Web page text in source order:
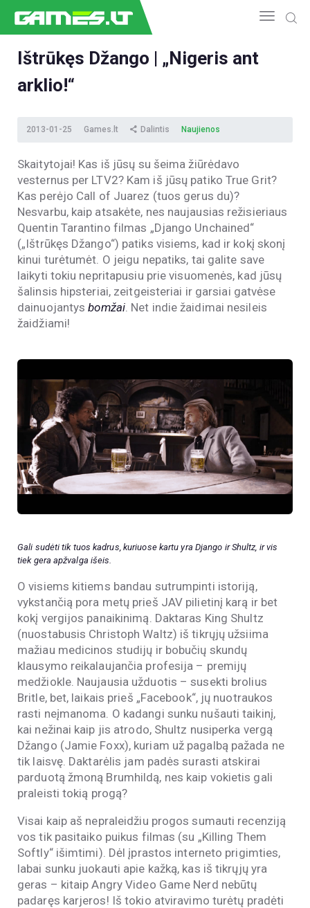
NAUJIENOS
ESPORTAS
VIDEO
APŽVALGOS
ŽAIDIMAI
Ištrūkęs Džango | „Nigeris ant
arklio!“
2013-01-25 Games.lt Dalintis Naujienos
Skaitytojai! Kas iš jūsų su šeima žiūrėdavo
vesternus per LTV2? Kam iš jūsų patiko True Grit?
Kas perėjo Call of Juarez (tuos gerus du)?
Nesvarbu, kaip atsakėte, nes naujausias režisieriaus
Quentin Tarantino filmas „Django Unchained“
(„Ištrūkęs Džango“) patiks visiems, kad ir kokį skonį
kinui turėtumėt. O jeigu nepatiks, tai galite save
laikyti tokiu nepritapusiu prie visuomenės, kad jūsų
šalinsis hipsteriai, zeitgeisteriai ir garsiai gatvėse
dainuojantysbomžai. Net indie žaidimai nesileis
žaidžiami!
Gali sudėti tik tuos kadrus, kuriuose kartu yra Django ir Shultz, ir vis
tiek gera apžvalga išeis.
O visiems kitiems bandau sutrumpinti istoriją,
vykstančią pora metų prieš JAV pilietinį karą ir bet
kokį vergijos panaikinimą. Daktaras King Shultz
(nuostabusis Christoph Waltz) iš tikrųjų užsiima
mažiau medicinos studijų ir bobučių skundų
klausymo reikalaujančia profesija – premijų
medžiokle. Naujausia užduotis – susekti brolius
Britle, bet, laikais prieš „Facebook“, jų nuotraukos
rasti neįmanoma. O kadangi sunku nušauti taikinį,
kai nežinai kaip jis atrodo, Shultz nusiperka vergą
Džango (Jamie Foxx), kuriam už pagalbą pažada ne
tik laisvę. Daktarėlis jam padės surasti atskirai
parduotą žmoną Brumhildą, nes kaip vokietis gali
praleisti tokią progą?
Visai kaip aš nepraleidžiu progos sumauti recenziją
vos tik pasitaiko puikus filmas (su „Killing Them
Softly“ išimtimi). Dėl įprastos interneto prigimties,
labai sunku juokauti apie kažką, kas iš tikrųjų yra
geras – kitaip Angry Video Game Nerd nebūtų
padaręs karjeros! Iš tokio atviravimo turėtų pradėti